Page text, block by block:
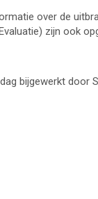
en Milieu
over de
zijn ook
bijgewerkt door